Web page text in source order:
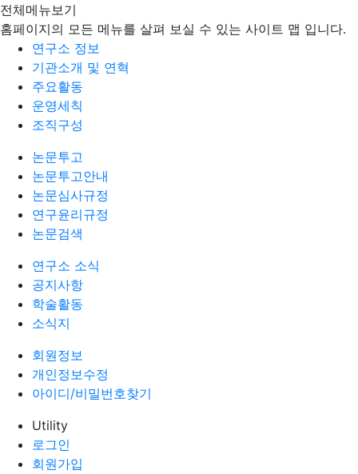
전체메뉴보기
홈페이지의 모든 메뉴를 살펴 보실 수 있는 사이트 맵 입니다.
연구소 정보
기관소개 및 연혁
주요활동
운영세칙
조직구성
논문투고
논문투고안내
논문심사규정
연구윤리규정
논문검색
연구소 소식
공지사항
학술활동
소식지
회원정보
개인정보수정
아이디/비밀번호찾기
Utility
로그인
회원가입